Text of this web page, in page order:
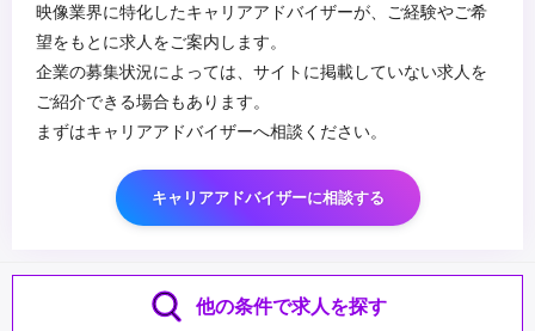
映像業界に特化したキャリアアドバイザーが、ご経験やご希
望をもとに求人をご案内します。
企業の募集状況によっては、サイトに掲載していない求人を
ご紹介できる場合もあります。
まずはキャリアアドバイザーへ相談ください。
キャリアアドバイザーに相談する
他の条件で求人を探す